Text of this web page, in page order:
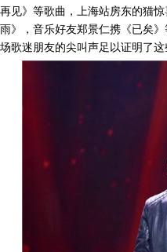
再见》等歌曲，上海站房东的猫
雨》，音乐好友郑景仁携《已矣
场歌迷朋友的尖叫声足以证明了这